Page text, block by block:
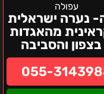
עפולה
נערה ישראלית
מהאגדות
והסביבה
055-